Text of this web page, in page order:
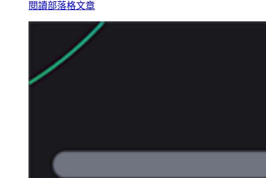
閱讀部落格文章